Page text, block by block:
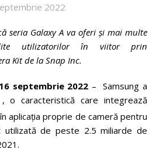
2022
seria Galaxy A va oferi și mai multe
utilizatorilor în viitor prin
Kit de la Snap Inc.
septembrie 2022 – Samsung a
o caracteristică care integrează
în aplicația proprie de cameră pentru
de peste 2.5 miliarde de